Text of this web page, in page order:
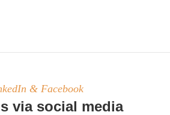
& Facebook
via social media